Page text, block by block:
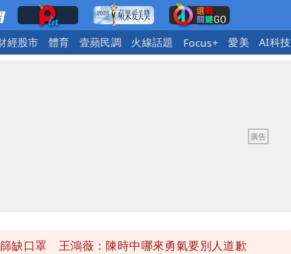
經股市 體育 壹蘋民調 火線話題 Focus+ 愛美 AI科技
缺口罩 王鴻薇：陳時中哪來勇氣要別人道歉